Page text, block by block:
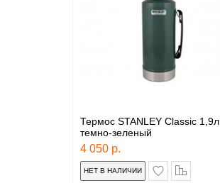
Термос STANLEY Classic 1,9л
темно-зеленый
4 050 р.
в закладки